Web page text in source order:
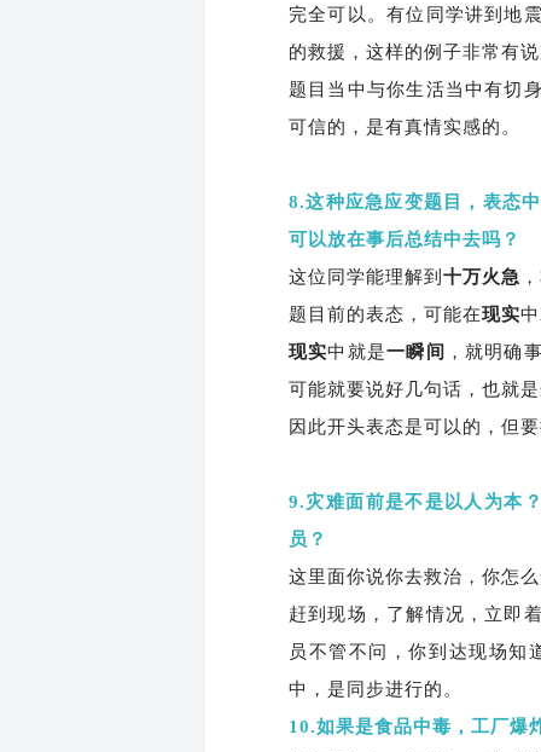
完全可以。有位同学讲到地
的救援，这样的例子非常有
题目当中与你生活当中有切
可信的，是有真情实感的。
8.这种应急应变题目，表态
可以放在事后总结中去吗？
这位同学能理解到 十万火急
题目前的表态，可能在现实
现实中就是一瞬间 ，就明确
可能就要说好几句话，也就
因此开头表态是可以的，但
9.灾难面前是不是以人为本
员？
这里面你说你去救治，你怎
赶到现场，了解情况，立即
员不管不问，你到达现场知
中，是同步进行的。
10.如果是食品中毒，工厂爆